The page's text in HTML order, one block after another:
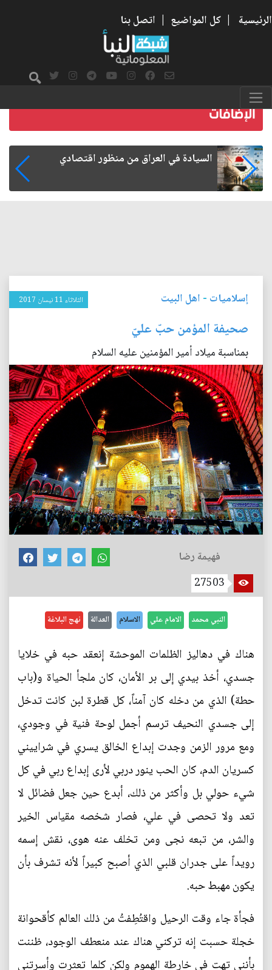
الرئيسية | كل المواضيع | اتصل بنا
ما بعد الأربعين.. كيف اتسعت الزيارة من هويتها
إسلاميات - اهل البيت الثلاثاء 11 نيسان 2017
صحيفة المؤمن حبّ عليّ
بمناسبة ميلاد أمير المؤمنين عليه السلام
فهيمة رضا
27503
النبي محمد الامام علي الاسلام العدالة نهج البلاغة
هناك في دهاليز الظلمات الموحشة إنعقد حبه في خلايا
جسدي، أخذ بيدي إلى بر الأمان، كان ملجأ الحياة و(باب
حطة) الذي من دخله كان آمناً، كل قطرة لبن كانت تدخل
إلى جسدي النحيف ترسم أجمل لوحة فنية في وجودي،
ومع مرور الزمن وجدت إبداع الخالق يسري في شراييني
كسريان الدم، كان الحب ينور دربي لأرى إبداع ربي في كل
شيء حولي بل وأكثر من ذلك، أبدع حين جعل فضائل لا
تعد ولا تحصى في علي، فصار شخصه مقياس الخير
والشر، من تبعه نجى ومن تخلف عنه هوى، نقش إسمه
رويداً على جدران قلبي الذي أصبح كبيراً لأنه تشرف بأن
يكون مهبط حبه.
فجأة جاء وقت الرحيل واقتُطِفتُ من ذلك العالم كأقحوانة
خجلة حسبت إنه تركني هناك عند منعطف الوجود، ظننت
بأنني تهت في خارطة الهموم ولكن كلما تعثرت وأسرتني